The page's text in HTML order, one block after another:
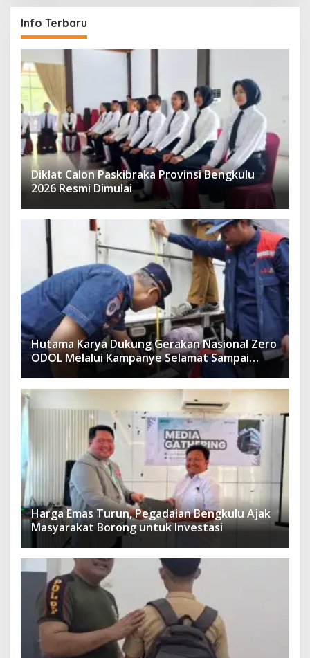
Info Terbaru
Diklat Calon Paskibraka Provinsi Bengkulu
2026 Resmi Dimulai
Hutama Karya Dukung Gerakan Nasional Zero
ODOL Melalui Kampanye Selamat Sampai
Harga Emas Turun, Pegadaian Bengkulu Ajak
Masyarakat Borong untuk Investasi